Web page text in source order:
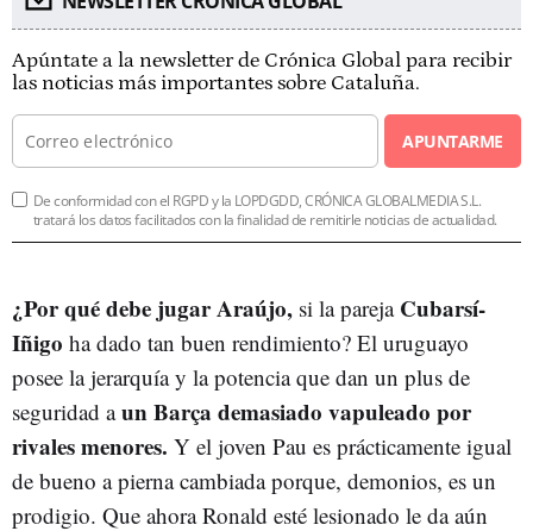
Apúntate a la newsletter de Crónica Global para recibir
las noticias más importantes sobre Cataluña.
APUNTARME
De conformidad con el RGPD y la LOPDGDD, CRÓNICA GLOBALMEDIA S.L.
tratará los datos facilitados con la finalidad de remitirle noticias de actualidad.
¿Por qué debe jugar Araújo, si la pareja Cubarsí-
Iñigo ha dado tan buen rendimiento? El uruguayo
posee la jerarquía y la potencia que dan un plus de
seguridad aun Barça demasiado vapuleado por
rivales menores. Y el joven Pau es prácticamente igual
de bueno a pierna cambiada porque, demonios, es un
prodigio. Que ahora Ronald esté lesionado le da aún